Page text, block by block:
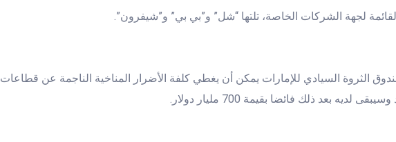
لجهة الشركات الخاصة، تلتها “شل” و”بي بي” و”شيفرون”.
الثروة السيادي للإمارات يمكن أن يغطي كلفة الأضرار المناخية الناجمة عن قطاعات
لديه بعد ذلك فائضا بقيمة 700 مليار دولار.